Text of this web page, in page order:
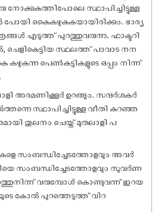
നോക്കുകുത്തിപോലെ സ്ഥാപിച്ചിട്ടുള്ള
കൈകഴുകുകയായിരിക്കും. ഭാര്യ
എടുത്ത് പുറത്തുവരുന്നു. ഫാക്ടറി
ചെളികെട്ടിയ സ്ഥലത്ത് പാവാട നന
കഴുകുന്ന പെൺകുട്ടികളുടെ ഒപ്പം നിന്ന്
അരമണിക്കൂർ ഉറങ്ങും. സന്ദർശകർ
സ്ഥാപിച്ചിട്ടുള്ള വീതി കുറഞ്ഞ
തുലനം ചെയ്ത് മുതലാളി പ
സംബന്ധിച്ചേടത്തോളവും അവർ
സംബന്ധിച്ചേടത്തോളവും സുവർണ
വരുമ്പോൾ കൊണ്ടുവന്ന് ഇറയ
കോൽ പുറത്തെടുത്ത് വിറ